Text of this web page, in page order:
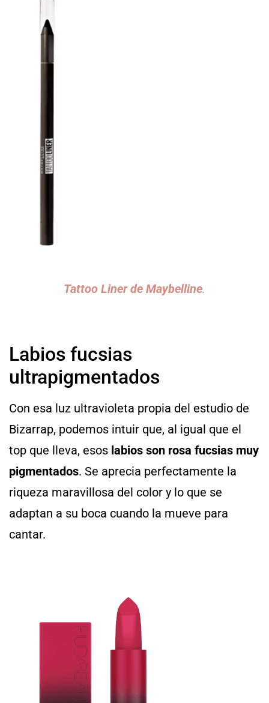
Tattoo Liner de Maybelline.
Labios fucsias
ultrapigmentados
Con esa luz ultravioleta propia del estudio de
Bizarrap, podemos intuir que, al igual que el
top que lleva, esos labios son rosa fucsias muy
pigmentados. Se aprecia perfectamente la
riqueza maravillosa del color y lo que se
adaptan a su boca cuando la mueve para
cantar.